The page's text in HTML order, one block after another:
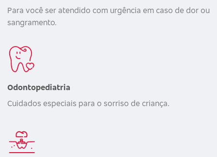
Para você ser atendido com urgência em caso de dor ou
sangramento.
Odontopediatria
Cuidados especiais para o sorriso de criança.